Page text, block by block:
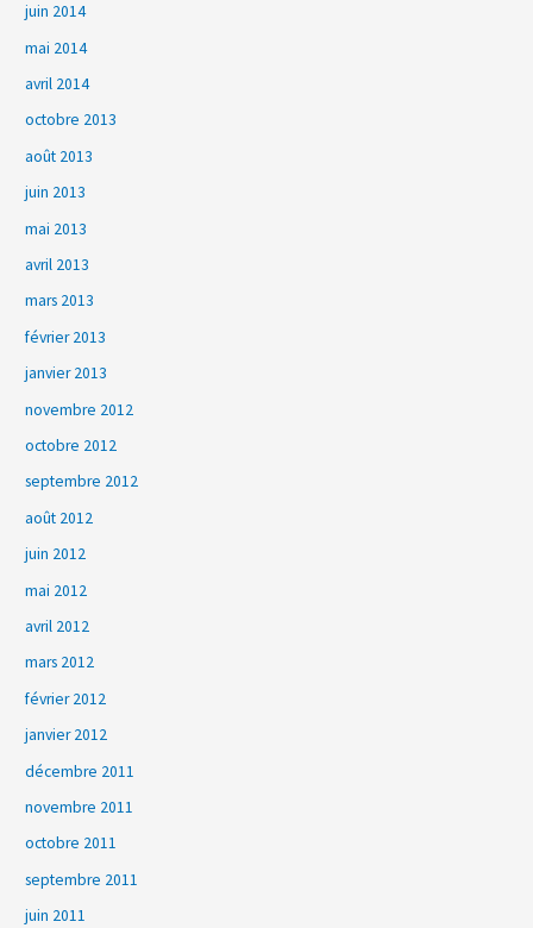
juin 2014
mai 2014
avril 2014
octobre 2013
août 2013
juin 2013
mai 2013
avril 2013
mars 2013
février 2013
janvier 2013
novembre 2012
octobre 2012
septembre 2012
août 2012
juin 2012
mai 2012
avril 2012
mars 2012
février 2012
janvier 2012
décembre 2011
novembre 2011
octobre 2011
septembre 2011
juin 2011